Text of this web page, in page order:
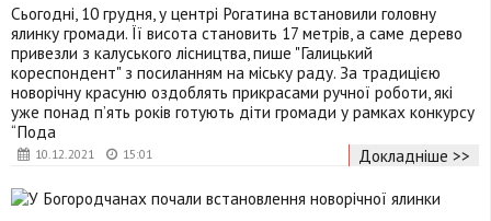
10.12.2021 15:01
Сьогодні, 10 грудня, у центрі Рогатина встановили головну
ялинку громади. Її висота становить 17 метрів, а саме дерево
привезли з калуського лісництва, пише "Галицький
кореспондент" з посиланням на міську раду. За традицією
новорічну красуню оздоблять прикрасами ручної роботи, які
уже понад п’ять років готують діти громади у рамках конкурсу
“Пода
Докладніше >>